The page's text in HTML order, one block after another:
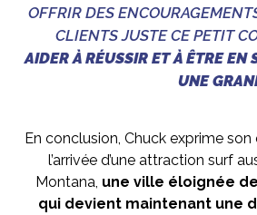
OFFRIR DES
CLIENTS JUSTE CE PETIT
AIDER À RÉUSSIR ET À ÊTRE EN
UNE
En conclusion, Chuck exprime
l’arrivée d’une attraction surf
Montana, une ville éloignée
qui devient maintenant une